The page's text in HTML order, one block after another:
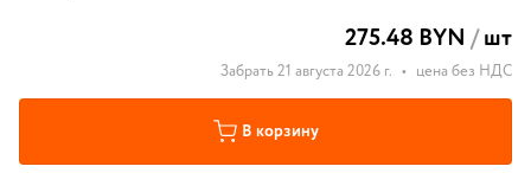
275.48 BYN /шт
Забрать 21 августа 2026 г. • цена без НДС
В корзину